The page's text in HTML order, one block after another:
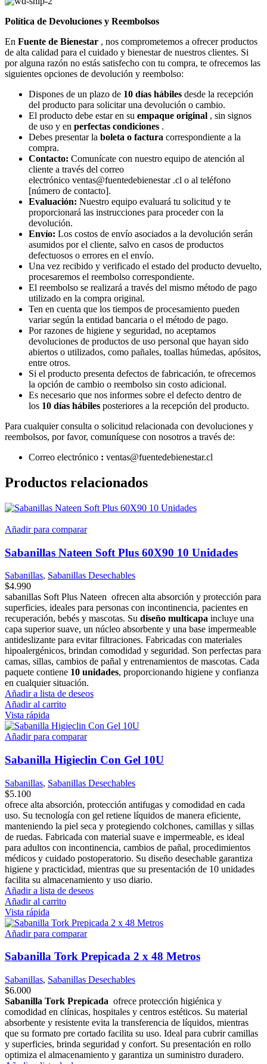
Política de Devoluciones y Reembolsos
En Fuente de Bienestar , nos comprometemos a ofrecer productos
de alta calidad para el cuidado y bienestar de nuestros clientes. Si
por alguna razón no estás satisfecho con tu compra, te ofrecemos las
siguientes opciones de devolución y reembolso:
Dispones de un plazo de 10 días hábiles desde la recepción
del producto para solicitar una devolución o cambio.
El producto debe estar en su empaque original , sin signos
de uso y en perfectas condiciones .
Debes presentar la boleta o factura correspondiente a la
compra.
Contacto: Comunícate con nuestro equipo de atención al
cliente a través del correo
electrónico ventas@fuentedebienestar .cl o al teléfono
[número de contacto].
Evaluación: Nuestro equipo evaluará tu solicitud y te
proporcionará las instrucciones para proceder con la
devolución.
Envío: Los costos de envío asociados a la devolución serán
asumidos por el cliente, salvo en casos de productos
defectuosos o errores en el envío.
Una vez recibido y verificado el estado del producto devuelto,
procesaremos el reembolso correspondiente.
El reembolso se realizará a través del mismo método de pago
utilizado en la compra original.
Ten en cuenta que los tiempos de procesamiento pueden
variar según la entidad bancaria o el método de pago.
Por razones de higiene y seguridad, no aceptamos
devoluciones de productos de uso personal que hayan sido
abiertos o utilizados, como pañales, toallas húmedas, apósitos,
entre otros.
Si el producto presenta defectos de fabricación, te ofrecemos
la opción de cambio o reembolso sin costo adicional.
Es necesario que nos informes sobre el defecto dentro de
los 10 días hábiles posteriores a la recepción del producto.
Para cualquier consulta o solicitud relacionada con devoluciones y
reembolsos, por favor, comuníquese con nosotros a través de:
Correo electrónico : ventas@fuentedebienestar.cl
Productos relacionados
Añadir para comparar
Sabanillas Nateen Soft Plus 60X90 10 Unidades
Sabanillas, Sabanillas Desechables
$4.990
sabanillas Soft Plus Nateen ofrecen alta absorción y protección para
superficies, ideales para personas con incontinencia, pacientes en
recuperación, bebés y mascotas. Su diseño multicapa incluye una
capa superior suave, un núcleo absorbente y una base impermeable
antideslizante para evitar filtraciones. Fabricadas con materiales
hipoalergénicos, brindan comodidad y seguridad. Son perfectas para
camas, sillas, cambios de pañal y entrenamientos de mascotas. Cada
paquete contiene 10 unidades, proporcionando higiene y confianza
en cualquier situación.
Añadir a lista de deseos
Añadir al carrito
Vista rápida
Añadir para comparar
Sabanilla Higieclin Con Gel 10U
Sabanillas, Sabanillas Desechables
$5.100
ofrece alta absorción, protección antifugas y comodidad en cada
uso. Su tecnología con gel retiene líquidos de manera eficiente,
manteniendo la piel seca y protegiendo colchones, camillas y sillas
de ruedas. Fabricada con material suave e impermeable, es ideal
para adultos con incontinencia, cambios de pañal, procedimientos
médicos y cuidado postoperatorio. Su diseño desechable garantiza
higiene y practicidad, mientras que su presentación de 10 unidades
facilita su almacenamiento y uso diario.
Añadir a lista de deseos
Añadir al carrito
Vista rápida
Añadir para comparar
Sabanilla Tork Prepicada 2 x 48 Metros
Sabanillas, Sabanillas Desechables
$6.000
Sabanilla Tork Prepicada ofrece protección higiénica y
comodidad en clínicas, hospitales y centros estéticos. Su material
absorbente y resistente evita la transferencia de líquidos, mientras
que su formato pre cortado facilita su uso. Ideal para cubrir camillas
y superficies, brinda seguridad y confort. Su presentación en rollo
optimiza el almacenamiento y garantiza un suministro duradero.